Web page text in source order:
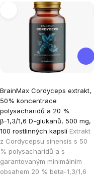
BrainMax Cordyceps extrakt,
50% koncentrace
polysacharidů a 20 %
β-1,3/1,6 D-glukanů, 500 mg,
100 rostlinných kapslí Extrakt
z Cordycepsu sinensis s 50
% polysacharidů a s
garantovaným minimálním
obsahem 20 % beta-1,3/1,6